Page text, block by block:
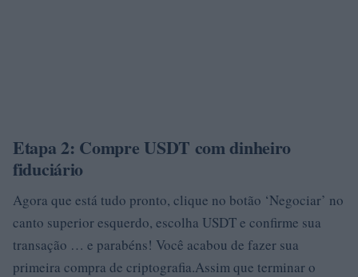
Etapa 2: Compre USDT com dinheiro
fiduciário
Agora que está tudo pronto, clique no botão ‘Negociar’ no
canto superior esquerdo, escolha USDT e confirme sua
transação … e parabéns! Você acabou de fazer sua
primeira compra de criptografia.Assim que terminar o